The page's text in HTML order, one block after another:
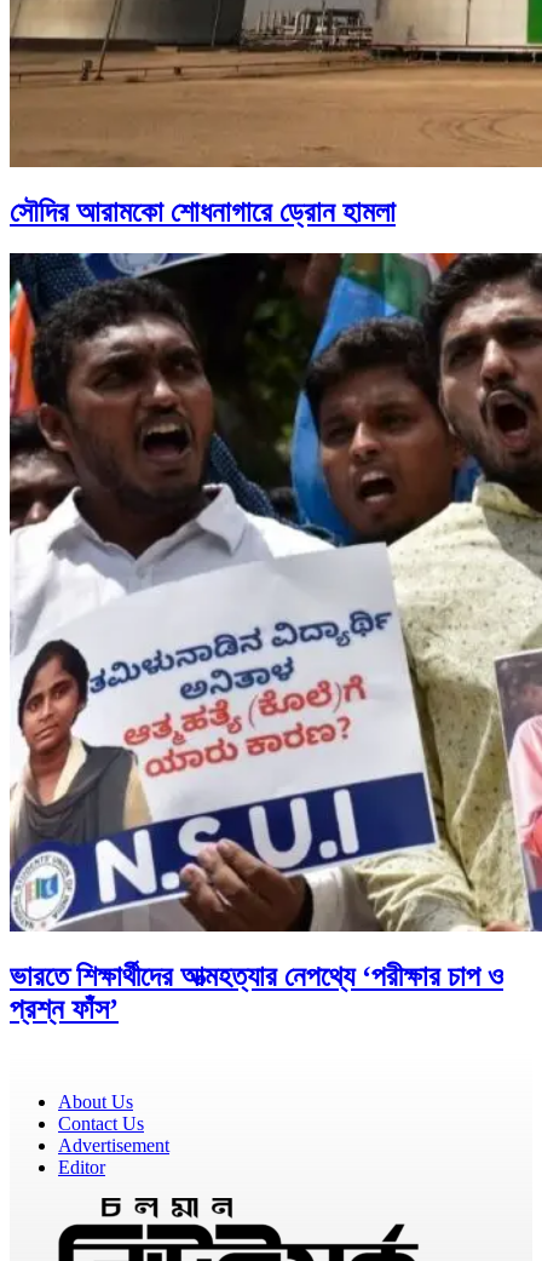
সৌদির আরামকো শোধনাগারে ড্রোন হামলা
ভারতে শিক্ষার্থীদের আত্মহত্যার নেপথ্যে ‘পরীক্ষার চাপ ও
প্রশ্ন ফাঁস’
About Us
Contact Us
Advertisement
Editor